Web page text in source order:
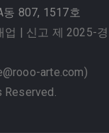
동 807, 1517호
| 신고 제 2025-경
arte.com)
Reserved.